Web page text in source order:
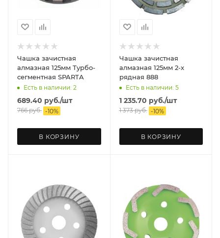
Чашка зачистная
алмазная 125мм Турбо-
сегментная SPARTA
Есть в наличии: 2
689.40 руб./шт
766руб. -10%
В КОРЗИНУ
Чашка зачистная
алмазная 125мм 2-х
рядная 888
Есть в наличии: 5
1 235.70 руб./шт
1 373руб. -10%
В КОРЗИНУ